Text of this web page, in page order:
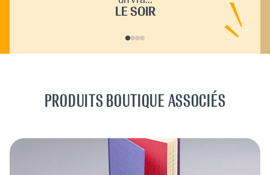
LE SOIR
PRODUITS BOUTIQUE ASSOCIÉS